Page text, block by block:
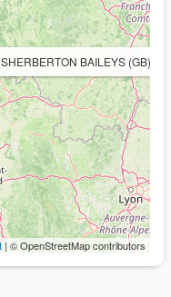
BAILEYS (GB) DA
| © OpenStreetMap contributors